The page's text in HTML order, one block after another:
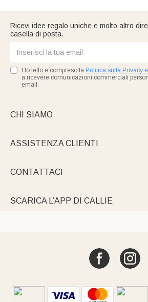
autentico.
Ricevi idee regalo uniche e molto altro
casella di posta.
Ho letto e compreso la Politica sulla Privacy
a ricevere comunicazioni commerciali
email.
CHI SIAMO
ASSISTENZA CLIENTI
CONTATTACI
SCARICA L’APP DI CALLIE